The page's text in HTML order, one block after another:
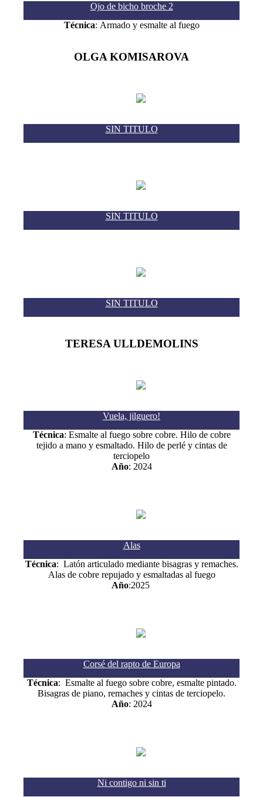
Ojo de bicho broche 2
Técnica: Armado y esmalte al fuego
OLGA KOMISAROVA
SIN TITULO
SIN TITULO
SIN TITULO
TERESA ULLDEMOLINS
Vuela, jilguero!
Técnica: Esmalte al fuego sobre cobre. Hilo de cobre
tejido a mano y esmaltado. Hilo de perlé y cintas de
terciopelo
Año: 2024
Alas
Técnica: Latón articulado mediante bisagras y remaches.
Alas de cobre repujado y esmaltadas al fuego
Año:2025
Corsé del rapto de Europa
Técnica: Esmalte al fuego sobre cobre, esmalte pintado.
Bisagras de piano, remaches y cintas de terciopelo.
Año: 2024
Ni contigo ni sin ti